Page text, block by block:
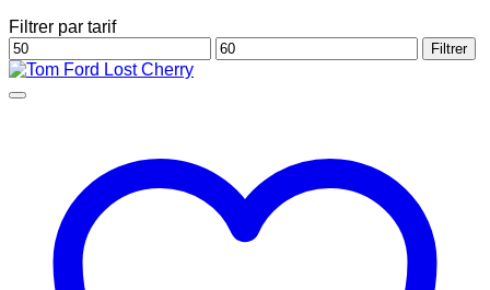
Filtrer par tarif
Prix
min
Prix
max
Filtrer